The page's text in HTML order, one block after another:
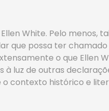
White. Pelo menos,
que possa ter
o que Ellen
luz de outras
contexto histórico e